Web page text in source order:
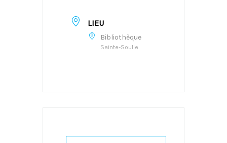
LIEU
Bibliothèque
Sainte-Soulle